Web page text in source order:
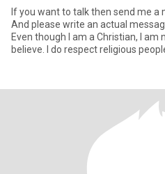
If you want to talk then send me a
And please write an actual
Even though I am a Christian, I am
believe. I do respect religious